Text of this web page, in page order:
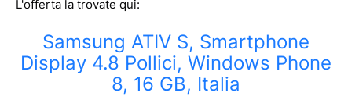
L'offerta la trovate qui:
Samsung ATIV S, Smartphone
Display 4.8 Pollici, Windows Phone
8, 16 GB, Italia